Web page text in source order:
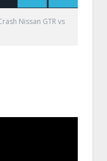
Nissan GTR vs